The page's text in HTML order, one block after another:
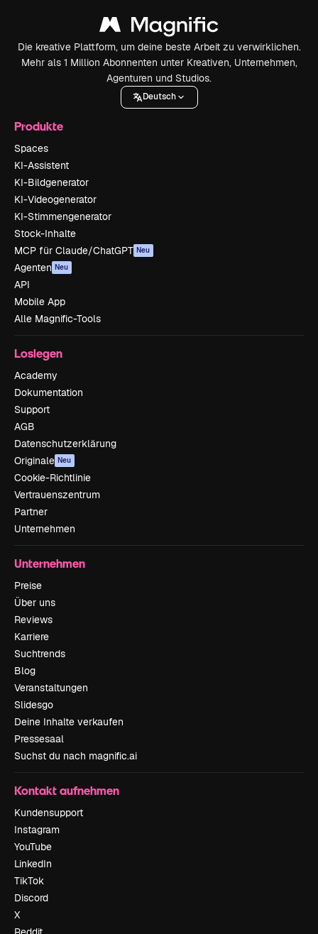
Die kreative Plattform, um deine beste Arbeit zu verwirklichen.
Mehr als 1 Million Abonnenten unter Kreativen, Unternehmen,
Agenturen und Studios.
Deutsch
Produkte
Spaces
KI-Assistent
KI-Bildgenerator
KI-Videogenerator
KI-Stimmengenerator
Stock-Inhalte
MCP für Claude/ChatGPT Neu
Agenten Neu
API
Mobile App
Alle Magnific-Tools
Loslegen
Academy
Dokumentation
Support
AGB
Datenschutzerklärung
Originale Neu
Cookie-Richtlinie
Vertrauenszentrum
Partner
Unternehmen
Unternehmen
Preise
Über uns
Reviews
Karriere
Suchtrends
Blog
Veranstaltungen
Slidesgo
Deine Inhalte verkaufen
Pressesaal
Suchst du nach magnific.ai
Kontakt aufnehmen
Kundensupport
Instagram
YouTube
LinkedIn
TikTok
Discord
X